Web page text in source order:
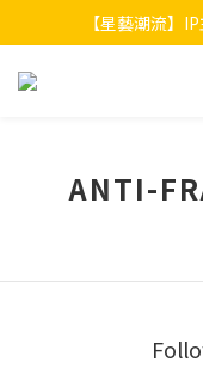
【星藝潮流】
ANTI-